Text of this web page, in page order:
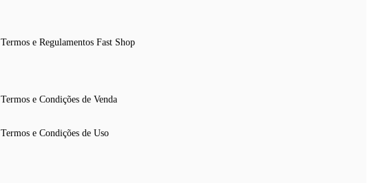
Termos e Regulamentos Fast Shop
Termos e Condições de Venda
Termos e Condições de Uso